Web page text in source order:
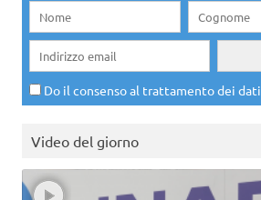
Do il consenso al trattamento dei dati
Video del giorno